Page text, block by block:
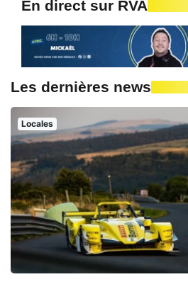
En direct sur RVA
Les dernières news
Locales